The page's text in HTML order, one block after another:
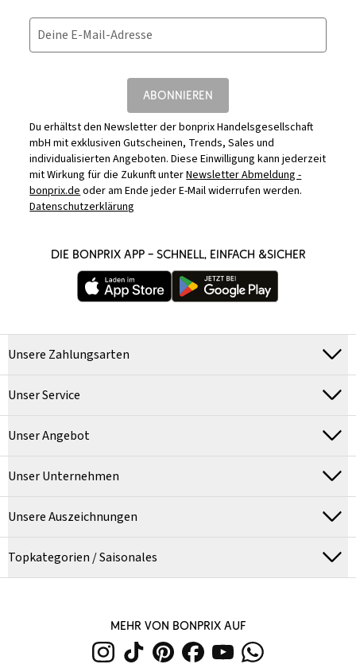
Deine E-Mail-Adresse
ABONNIEREN
Du erhältst den Newsletter der bonprix Handelsgesellschaft
mbH mit exklusiven Gutscheinen, Trends, Sales und
individualisierten Angeboten. Diese Einwilligung kann jederzeit
mit Wirkung für die Zukunft unterNewsletter Abmeldung -
bonprix.deoder am Ende jeder E-Mail widerrufen werden.
Datenschutzerklärung
DIE BONPRIX APP – SCHNELL, EINFACH &SICHER
Unsere Zahlungsarten
Unser Service
Unser Angebot
Unser Unternehmen
Unsere Auszeichnungen
Topkategorien / Saisonales
MEHR VON BONPRIX AUF